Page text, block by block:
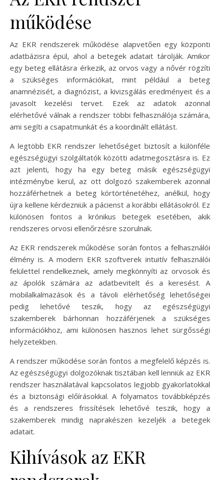
működése
Az EKR rendszerek működése alapvetően egy központi
adatbázisra épül, ahol a betegek adatait tárolják. Amikor
egy beteg ellátásra érkezik, az orvos vagy a nővér rögzíti
a szükséges információkat, mint például a beteg
anamnézisét, a diagnózist, a kivizsgálás eredményeit és a
javasolt kezelési tervet. Ezek az adatok azonnal
elérhetővé válnak a rendszer többi felhasználója számára,
ami segíti a csapatmunkát és a koordinált ellátást.
A legtöbb EKR rendszer lehetőséget biztosít a különféle
egészségügyi szolgáltatók közötti adatmegosztásra is. Ez
azt jelenti, hogy ha egy beteg másik egészségügyi
intézménybe kerül, az ott dolgozó szakemberek azonnal
hozzáférhetnek a beteg kórtörténetéhez, anélkül, hogy
újra kellene kérdezniük a pácienst a korábbi ellátásokról. Ez
különösen fontos a krónikus betegek esetében, akik
rendszeres orvosi ellenőrzésre szorulnak.
Az EKR rendszerek működése során fontos a felhasználói
élmény is. A modern EKR szoftverek intuitív felhasználói
felülettel rendelkeznek, amely megkönnyíti az orvosok és
az ápolók számára az adatbevitelt és a keresést. A
mobilalkalmazások és a távoli elérhetőség lehetőségei
pedig lehetővé teszik, hogy az egészségügyi
szakemberek bárhonnan hozzáférjenek a szükséges
információkhoz, ami különösen hasznos lehet sürgősségi
helyzetekben.
A rendszer működése során fontos a megfelelő képzés is.
Az egészségügyi dolgozóknak tisztában kell lenniük az EKR
rendszer használatával kapcsolatos legjobb gyakorlatokkal
és a biztonsági előírásokkal. A folyamatos továbbképzés
és a rendszeres frissítések lehetővé teszik, hogy a
szakemberek mindig naprakészen kezeljék a betegek
adatait.
Kihívások az EKR